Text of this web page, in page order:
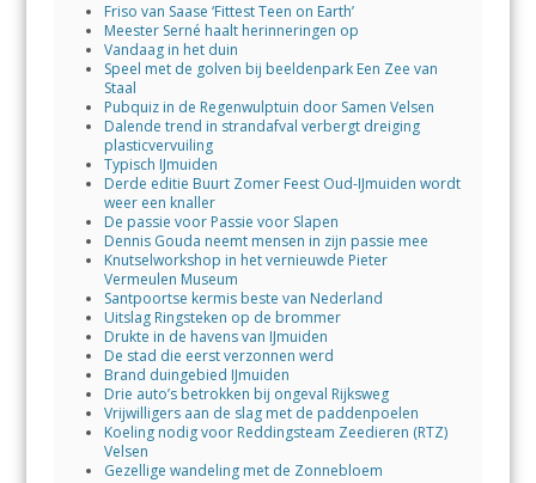
Friso van Saase ‘Fittest Teen on Earth’
Meester Serné haalt herinneringen op
Vandaag in het duin
Speel met de golven bij beeldenpark Een Zee van
Staal
Pubquiz in de Regenwulptuin door Samen Velsen
Dalende trend in strandafval verbergt dreiging
plasticvervuiling
Typisch IJmuiden
Derde editie Buurt Zomer Feest Oud-IJmuiden wordt
weer een knaller
De passie voor Passie voor Slapen
Dennis Gouda neemt mensen in zijn passie mee
Knutselworkshop in het vernieuwde Pieter
Vermeulen Museum
Santpoortse kermis beste van Nederland
Uitslag Ringsteken op de brommer
Drukte in de havens van IJmuiden
De stad die eerst verzonnen werd
Brand duingebied IJmuiden
Drie auto’s betrokken bij ongeval Rijksweg
Vrijwilligers aan de slag met de paddenpoelen
Koeling nodig voor Reddingsteam Zeedieren (RTZ)
Velsen
Gezellige wandeling met de Zonnebloem